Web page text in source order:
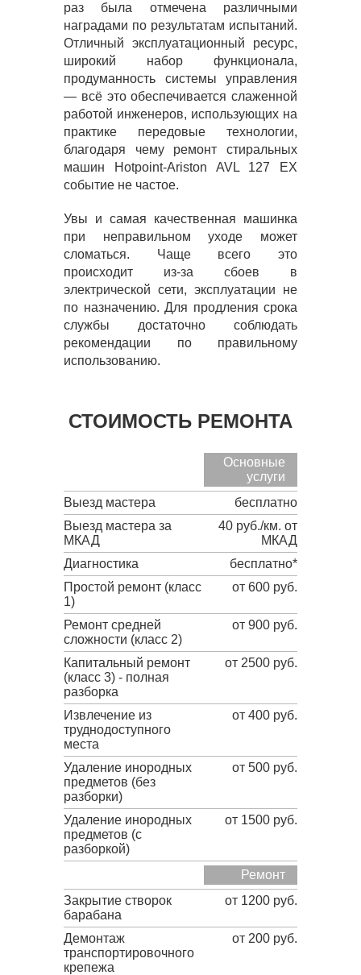
раз была отмечена различными
наградами по результатам испытаний.
Отличный эксплуатационный ресурс,
широкий набор функционала,
продуманность системы управления
— всё это обеспечивается слаженной
работой инженеров, использующих на
практике передовые технологии,
благодаря чему ремонт стиральных
машин Hotpoint-Ariston AVL 127 EX
событие не частое.
Увы и самая качественная машинка
при неправильном уходе может
сломаться. Чаще всего это
происходит из-за сбоев в
электрической сети, эксплуатации не
по назначению. Для продления срока
службы достаточно соблюдать
рекомендации по правильному
использованию.
СТОИМОСТЬ РЕМОНТА
Основные
услуги
Выезд мастера
бесплатно
Выезд мастера за
МКАД
40 руб./км. от
МКАД
Диагностика
бесплатно*
Простой ремонт (класс
1)
от 600 руб.
Ремонт средней
сложности (класс 2)
от 900 руб.
Капитальный ремонт
(класс 3) - полная
разборка
от 2500 руб.
Извлечение из
труднодоступного
места
от 400 руб.
Удаление инородных
предметов (без
разборки)
от 500 руб.
Удаление инородных
предметов (с
разборкой)
от 1500 руб.
Ремонт
Закрытие створок
барабана
от 1200 руб.
Демонтаж
транспортировочного
крепежа
от 200 руб.